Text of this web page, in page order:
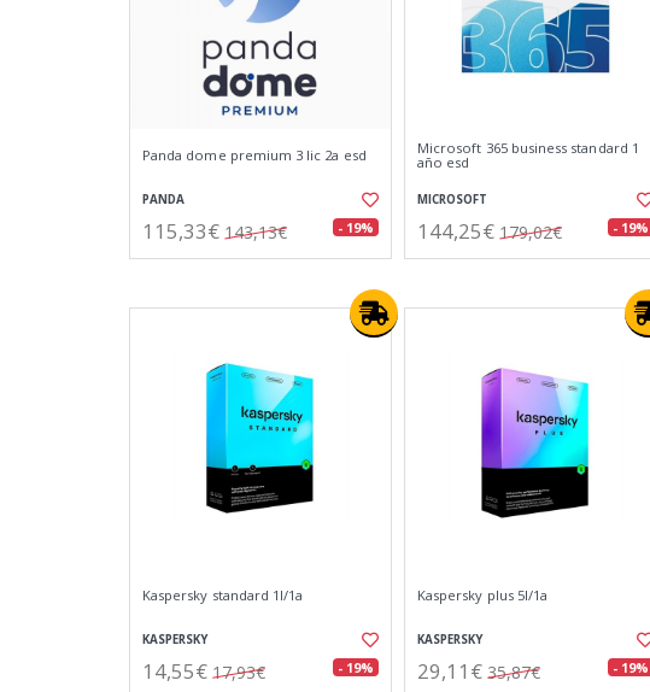
Panda dome premium 3 lic 2a esd
PANDA
115,33€ 143,13€ - 19%
Microsoft 365 business standard 1
año esd
MICROSOFT
144,25€ 179,02€ - 19%
Kaspersky standard 1l/1a
KASPERSKY
14,55€ 17,93€ - 19%
Kaspersky plus 5l/1a
KASPERSKY
29,11€ 35,87€ - 19%